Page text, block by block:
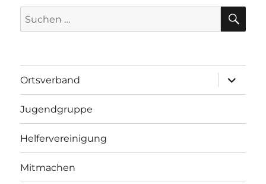
Suchen
nach:
Ortsverband
öffnen
Jugendgruppe
Helfervereinigung
Mitmachen